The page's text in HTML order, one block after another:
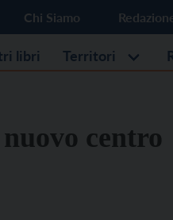
Chi Siamo
libri Territori
centro